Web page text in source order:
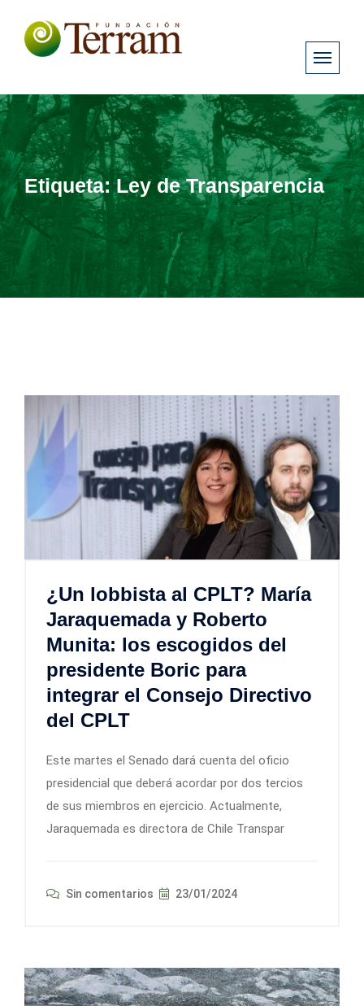
Etiqueta:Ley de Transparencia
¿Un lobbista al CPLT? María
Jaraquemada y Roberto
Munita: los escogidos del
presidente Boric para
integrar el Consejo Directivo
del CPLT
Este martes el Senado dará cuenta del oficio
presidencial que deberá acordar por dos tercios
de sus miembros en ejercicio. Actualmente,
Jaraquemada es directora de Chile Transpar
Sin comentarios 23/01/2024